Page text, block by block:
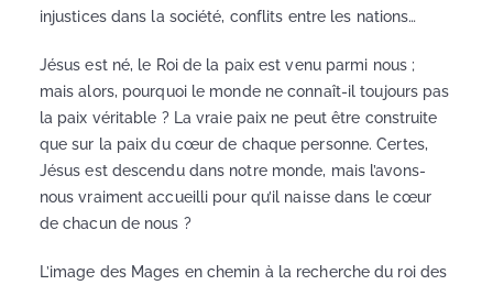
injustices dans la société, conflits entre les nations…
Jésus est né, le Roi de la paix est venu parmi nous ;
mais alors, pourquoi le monde ne connaît-il toujours pas
la paix véritable ? La vraie paix ne peut être construite
que sur la paix du cœur de chaque personne. Certes,
Jésus est descendu dans notre monde, mais l’avons-
nous vraiment accueilli pour qu’il naisse dans le cœur
de chacun de nous ?
L’image des Mages en chemin à la recherche du roi des